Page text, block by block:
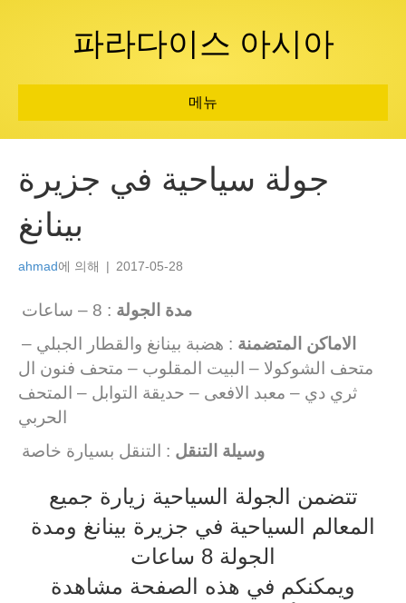
파라다이스 아시아
메뉴
جولة سياحية في جزيرة
بينانغ
ahmad에 의해 | 2017-05-28
مدة الجولة : 8 – ساعات
الاماكن المتضمنة : هضبة بينانغ والقطار الجبلي –
متحف الشوكولا – البيت المقلوب – متحف فنون ال
ثري دي – معبد الافعى – حديقة التوابل – المتحف
وسيلة التنقل : التنقل بسيارة خاصة
تتضمن الجولة السياحية زيارة جميع
المعالم السياحية في جزيرة بينانغ ومدة
الجولة 8 ساعات
ويمكنكم في هذه الصفحة مشاهدة